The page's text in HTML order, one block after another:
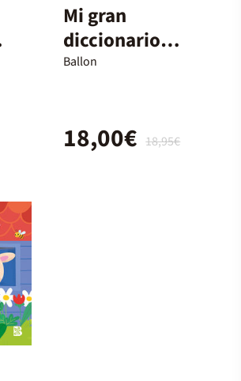
Mi gran
diccionario
sonoro
Ballon
18,95€
18,00€